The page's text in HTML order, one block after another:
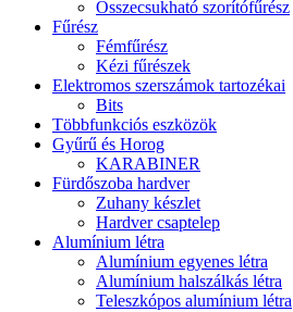
Összecsukható szorítófűrész
Fűrész
Fémfűrész
Kézi fűrészek
Elektromos szerszámok tartozékai
Bits
Többfunkciós eszközök
Gyűrű és Horog
KARABINER
Fürdőszoba hardver
Zuhany készlet
Hardver csaptelep
Alumínium létra
Alumínium egyenes létra
Alumínium halszálkás létra
Teleszkópos alumínium létra